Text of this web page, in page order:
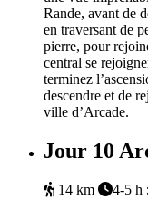
Rande, avant de
en traversant de
pierre, pour
central se
terminez
descendre et de
ville d’Arcade.
Jour 10
14 km 4-5 h